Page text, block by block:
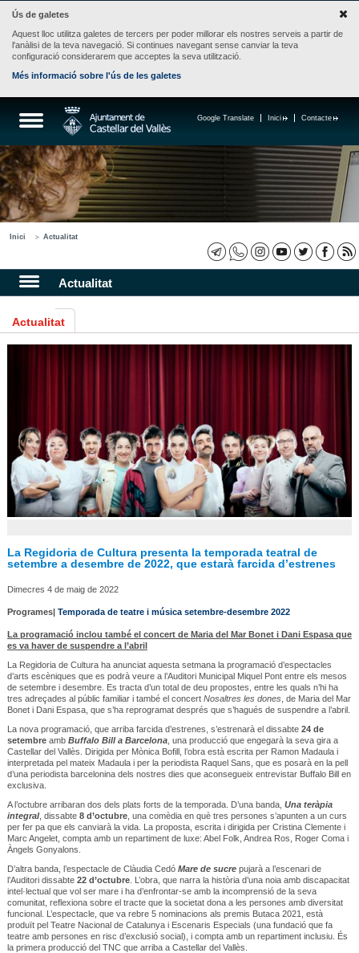
Ús de galetes
Aquest lloc utilitza galetes de tercers per poder millorar els nostres serveis a partir de
l'anàlisi de la teva navegació. Si continues navegant sense canviar la teva
configuració considerarem que acceptes la seva utilització.
Més informació sobre l'ús de les galetes
Contacte
Inici
Google Translate
Inici Actualitat
Actualitat
Actualitat
La Regidoria de Cultura presenta la temporada teatral de
setembre a desembre de 2022, que estarà farcida d’estrenes
Dimecres 4 de maig de 2022
Programes| Temporada de teatre i música setembre-desembre 2022
La programació inclou també el concert de Maria del Mar Bonet i Dani Espasa que
es va haver de suspendre a l’abril
La Regidoria de Cultura ha anunciat aquesta setmana la programació d’espectacles
d’arts escèniques que es podrà veure a l’Auditori Municipal Miquel Pont entre els mesos
de setembre i desembre. Es tracta d’un total de deu propostes, entre les quals n’hi ha
tres adreçades al públic familiar i també el concert Nosaltres les dones, de Maria del Mar
Bonet i Dani Espasa, que s’ha reprogramat després que s’hagués de suspendre a l’abril.
La nova programació, que arriba farcida d’estrenes, s’estrenarà el dissabte 24 de
setembreamb Buffalo Bill a Barcelona, una producció que engegarà la seva gira a
Castellar del Vallès. Dirigida per Mònica Bofill, l’obra està escrita per Ramon Madaula i
interpretada pel mateix Madaula i per la periodista Raquel Sans, que es posarà en la pell
d’una periodista barcelonina dels nostres dies que aconsegueix entrevistar Buffalo Bill en
exclusiva.
A l’octubre arribaran dos dels plats forts de la temporada. D’una banda, Una teràpia
integral, dissabte 8 d’octubre, una comèdia en què tres persones s’apunten a un curs
per fer pa que els canviarà la vida. La proposta, escrita i dirigida per Cristina Clemente i
Marc Angelet, compta amb un repartiment de luxe: Abel Folk, Andrea Ros, Roger Coma i
Àngels Gonyalons.
D’altra banda, l’espectacle de Clàudia Cedó Mare de sucre pujarà a l’escenari de
l’Auditori dissabte 22 d’octubre. L’obra, que narra la història d’una noia amb discapacitat
intel·lectual que vol ser mare i ha d’enfrontar-se amb la incomprensió de la seva
comunitat, reflexiona sobre el tracte que la societat dona a les persones amb diversitat
funcional. L’espectacle, que va rebre 5 nominacions als premis Butaca 2021, està
produït pel Teatre Nacional de Catalunya i Escenaris Especials (una fundació que fa
teatre amb persones en risc d’exclusió social), i compta amb un repartiment inclusiu. És
la primera producció del TNC que arriba a Castellar del Vallès.